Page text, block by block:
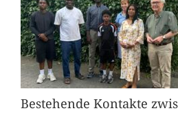
Bestehende Kontakte